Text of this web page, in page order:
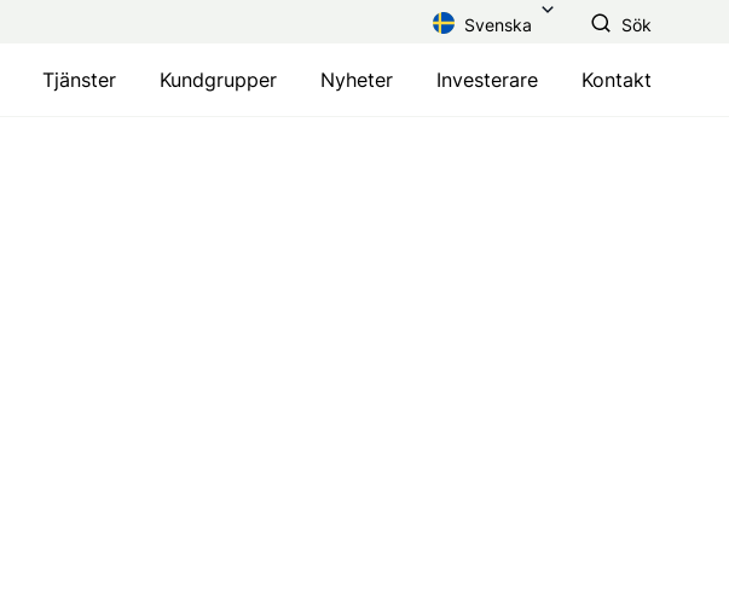
Svenska Sök
Tjänster Kundgrupper Nyheter Investerare Kontakt